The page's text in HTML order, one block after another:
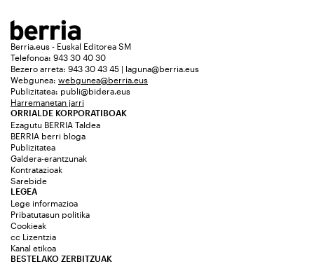
Berria.eus - Euskal Editorea SM
Telefonoa: 943 30 40 30
Bezero arreta: 943 30 43 45 | laguna@berria.eus
Webgunea: webgunea@berria.eus
Publizitatea: publi@bidera.eus
Harremanetan jarri
ORRIALDE KORPORATIBOAK
Ezagutu BERRIA Taldea
BERRIA berri bloga
Publizitatea
Galdera-erantzunak
Kontratazioak
Sarebide
LEGEA
Lege informazioa
Pribatutasun politika
Cookieak
cc Lizentzia
Kanal etikoa
BESTELAKO ZERBITZUAK